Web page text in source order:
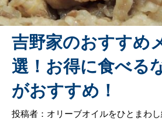
吉野家のおすすめ
選！お得に食べる
がおすすめ！
投稿者：オリーブオイルをひとまわ